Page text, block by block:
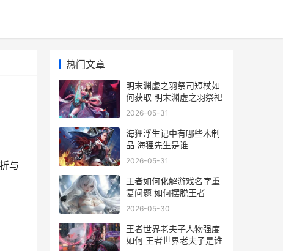
与
热门文章
明末渊虚之羽祭司短杖如
何获取 明末渊虚之羽祭祀
2026-05-31
海狸浮生记中有哪些木制
品 海狸先生是谁
2026-05-31
王者如何化解游戏名字重
复问题 如何摆脱王者
2026-05-30
王者世界老夫子人物强度
如何 王者世界老夫子是谁